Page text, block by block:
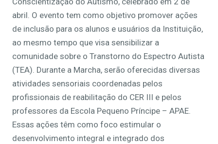
abril. O evento tem como objetivo promover ações
de inclusão para os alunos e usuários da Instituição,
ao mesmo tempo que visa sensibilizar a
comunidade sobre o Transtorno do Espectro Autista
(TEA). Durante a Marcha, serão oferecidas diversas
atividades sensoriais coordenadas pelos
profissionais de reabilitação do CER III e pelos
professores da Escola Pequeno Príncipe – APAE.
Essas ações têm como foco estimular o
desenvolvimento integral e integrado dos